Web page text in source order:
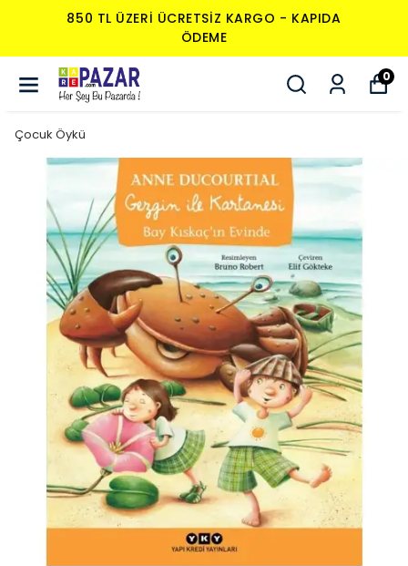
850 TL ÜZERI ÜCRETSIZ KARGO - KAPIDA
ÖDEME
0
Çocuk Öykü